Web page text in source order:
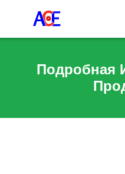
Подробная